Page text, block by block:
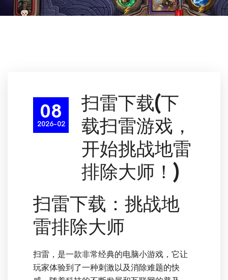
08
2026-02
扫雷下载(下
载扫雷游戏，
开始挑战地雷
排除大师！)
扫雷下载：挑战地
雷排除大师
扫雷，是一款非常经典的电脑小游戏，它让
玩家体验到了一种刺激以及消除难题的快